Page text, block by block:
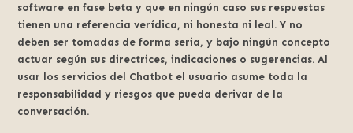
software en fase beta y que en ningún caso sus respuestas
tienen una referencia verídica, ni honesta ni leal. Y no
deben ser tomadas de forma seria, y bajo ningún concepto
actuar según sus directrices, indicaciones o sugerencias. Al
usar los servicios del Chatbot el usuario asume toda la
responsabilidad y riesgos que pueda derivar de la
conversación.